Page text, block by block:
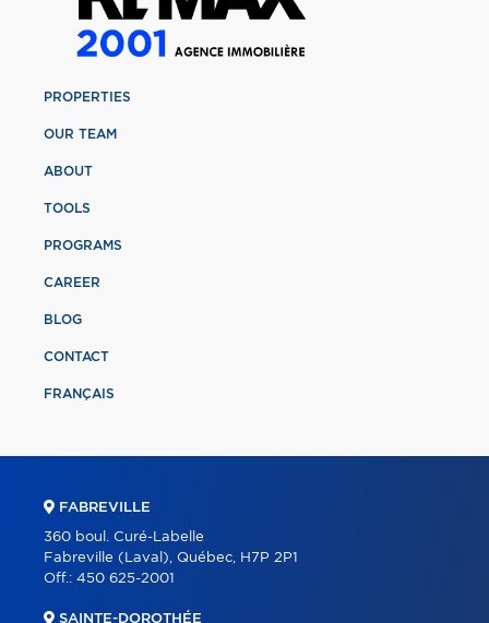
PROPERTIES
OUR TEAM
ABOUT
TOOLS
PROGRAMS
CAREER
BLOG
CONTACT
FRANÇAIS
FABREVILLE
360 boul. Curé-Labelle
Fabreville (Laval), Québec, H7P 2P1
Off.: 450 625-2001
SAINTE-DOROTHÉE